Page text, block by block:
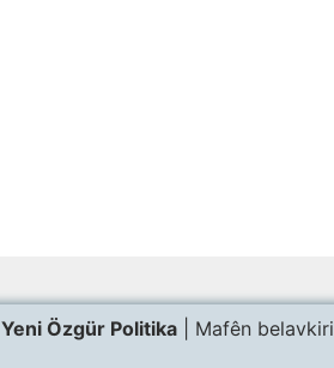
Yeni Özgür Politika| Mafên